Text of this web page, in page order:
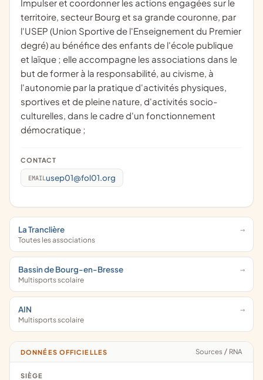
impulser et coordonner les actions engagées sur le
territoire, secteur Bourg et sa grande couronne, par
l'USEP (Union Sportive de l'Enseignement du Premier
degré) au bénéfice des enfants de l'école publique
et laïque ; elle accompagne les associations dans le
but de former à la responsabilité, au civisme, à
l'autonomie par la pratique d'activités physiques,
sportives et de pleine nature, d'activités socio-
culturelles, dans le cadre d'un fonctionnement
démocratique ;
CONTACT
EMAIL usep01@fol01.org
La Tranclière
Toutes les associations
Bassin de Bourg-en-Bresse
Multisports scolaire
AIN
Multisports scolaire
DONNÉES OFFICIELLES Sources / RNA
SIÈGE